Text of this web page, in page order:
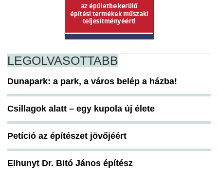
LEGOLVASOTTABB
Dunapark: a park, a város belép a házba!
Csillagok alatt – egy kupola új élete
Petíció az építészet jövőjéért
Elhunyt Dr. Bitó János építész